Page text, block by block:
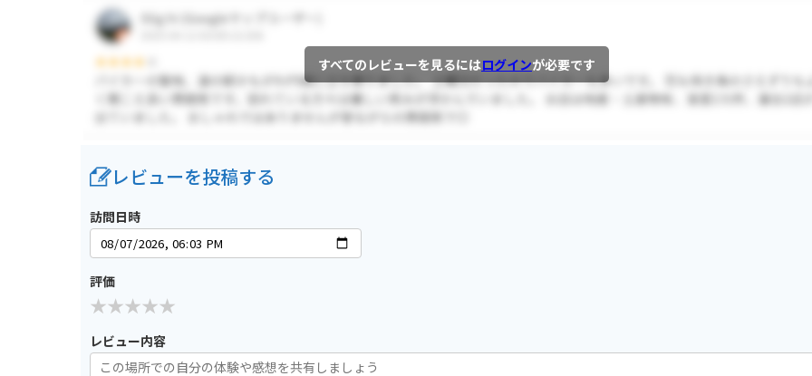
すべてのレビューを見るにはログインが必要です
レビューを投稿する
訪問日時
評価
レビュー内容